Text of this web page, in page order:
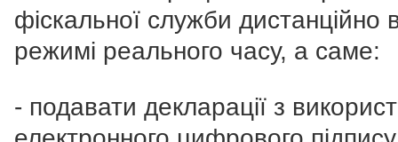
фіскальної служби дистанційно
режимі реального часу, а саме:
- подавати декларації з